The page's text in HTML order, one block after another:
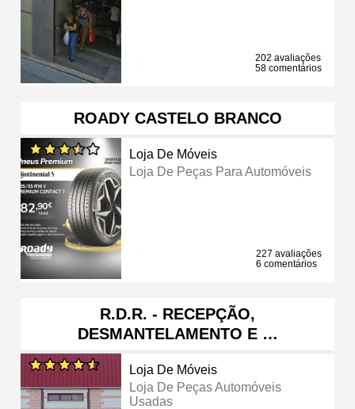
202 avaliações
58 comentários
ROADY CASTELO BRANCO
Loja De Móveis
Loja De Peças Para Automóveis
227 avaliações
6 comentários
R.D.R. - RECEPÇÃO,
DESMANTELAMENTO E …
Loja De Móveis
Loja De Peças Automóveis
Usadas